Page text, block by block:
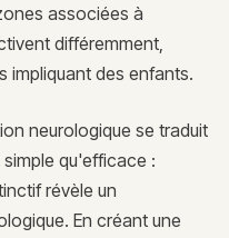
associées à
différemment,
impliquant des enfants.
neurologique se traduit
qu'efficace :
révèle un
En créant une